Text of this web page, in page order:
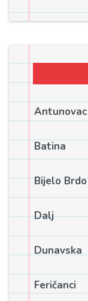
Antunovac
Batina
Bijelo Brdo
Dalj
Dunavska
Feričanci